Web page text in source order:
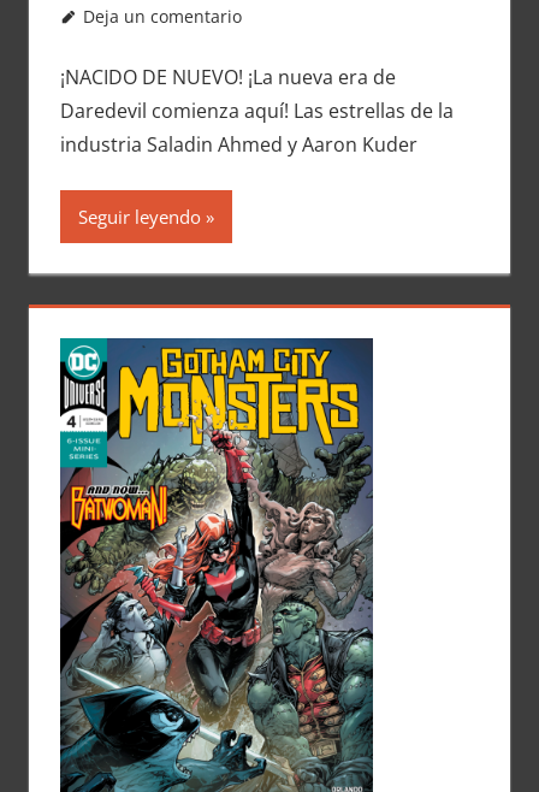
Deja un comentario
¡NACIDO DE NUEVO! ¡La nueva era de
Daredevil comienza aquí! Las estrellas de la
industria Saladin Ahmed y Aaron Kuder
Seguir leyendo